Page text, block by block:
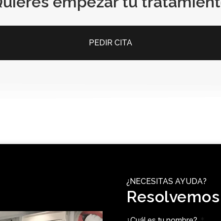
PEDIR CITA
¿NECESITAS AYUDA?